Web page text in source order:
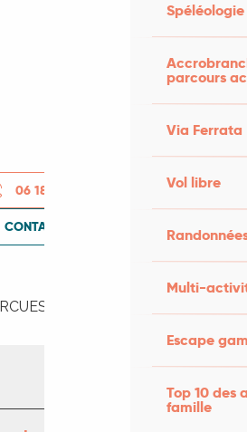
Spéléologie
parcours
Via Ferrata
Vol libre
Multi-
Escape
Top 10 des
famille
06 18 14 26
CONTACTEZ-NOUS
- Bourg à 689m